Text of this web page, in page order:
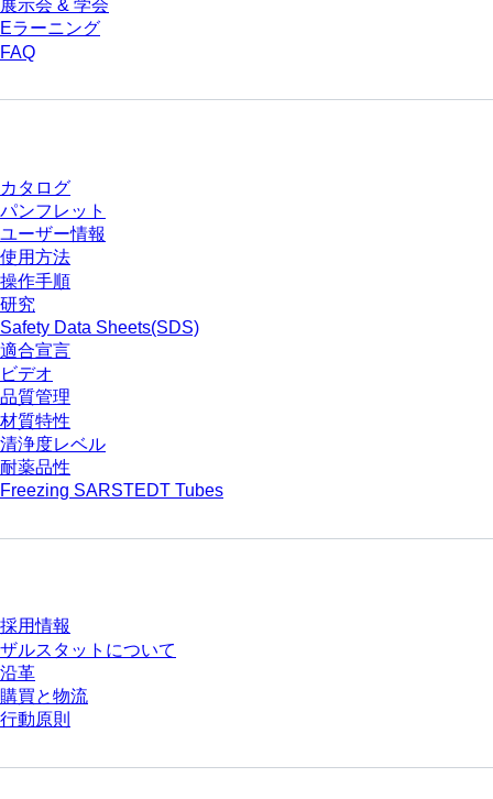
展示会 & 学会
Eラーニング
FAQ
カタログ
パンフレット
ユーザー情報
使用方法
操作手順
研究
Safety Data Sheets(SDS)
適合宣言
ビデオ
品質管理
材質特性
清浄度レベル
耐薬品性
Freezing SARSTEDT Tubes
採用情報
ザルスタットについて
沿革
購買と物流
行動原則